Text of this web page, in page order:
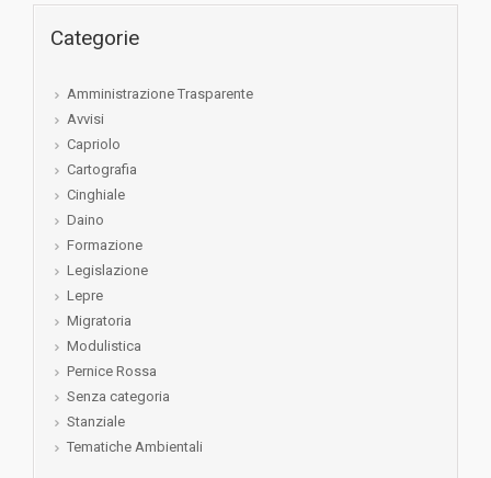
Categorie
Amministrazione Trasparente
Avvisi
Capriolo
Cartografia
Cinghiale
Daino
Formazione
Legislazione
Lepre
Migratoria
Modulistica
Pernice Rossa
Senza categoria
Stanziale
Tematiche Ambientali